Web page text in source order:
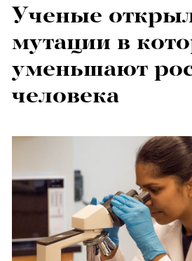
Ученые
мутации в
уменьшают
человека